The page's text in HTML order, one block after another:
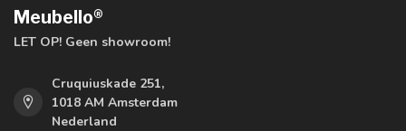
Meubello®
LET OP! Geen showroom!
Cruquiuskade 251,
1018 AM Amsterdam
Nederland